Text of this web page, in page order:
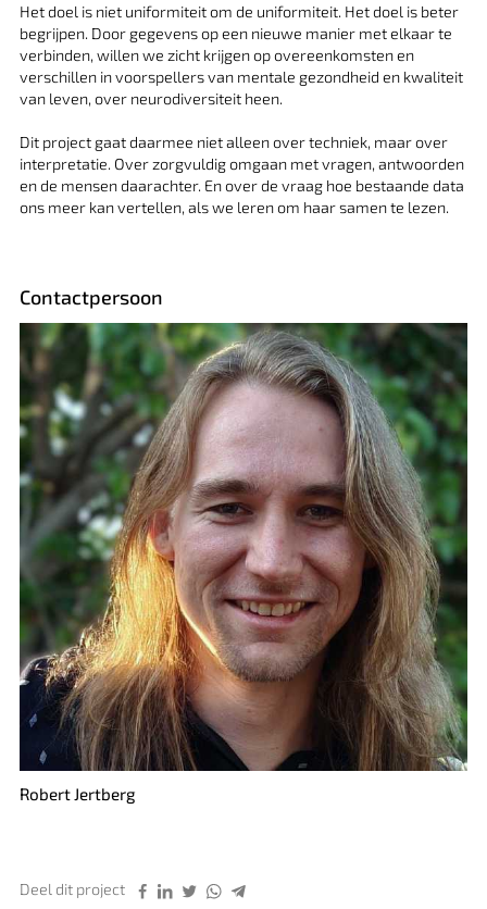
Het doel is niet uniformiteit om de uniformiteit. Het doel is beter
begrijpen. Door gegevens op een nieuwe manier met elkaar te
verbinden, willen we zicht krijgen op overeenkomsten en
verschillen in voorspellers van mentale gezondheid en kwaliteit
van leven, over neurodiversiteit heen.
Dit project gaat daarmee niet alleen over techniek, maar over
interpretatie. Over zorgvuldig omgaan met vragen, antwoorden
en de mensen daarachter. En over de vraag hoe bestaande data
ons meer kan vertellen, als we leren om haar samen te lezen.
Contactpersoon
Robert Jertberg
Deel dit project